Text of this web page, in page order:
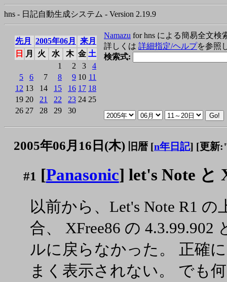
hns - 日記自動生成システム - Version 2.19.9
先月 2005年06月
来月
日
月 火 水 木 金 土
1
2 3
4
5
6 7 8 9 10 11
12 13 14 15 16 17 18
19 20 21 22 23 24 25
26 27 28 29 30
Namazu for hns による簡易全文検
詳しくは 詳細指定/ヘルプを参照
検索式:
2005年06月16日(木) 旧暦 [n年日記] [更新
#1 [Panasonic] let's Note と
以前から、Let's Note R1
合、 XFree86 の
ルに戻らなかった。 正確
まく表示されない。 でも